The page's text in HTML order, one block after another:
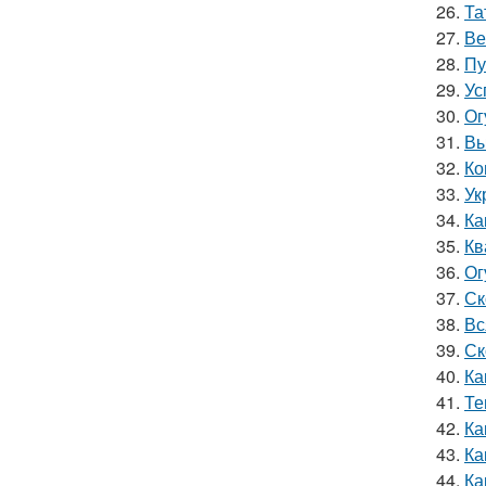
26.
27.
28.
29.
30.
31.
32.
33.
34.
35.
36.
37.
38.
39.
40.
41.
42.
43.
44.